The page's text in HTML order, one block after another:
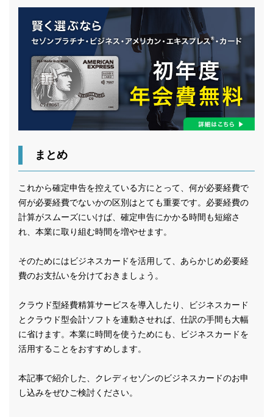
まとめ
これから確定申告を控えている方にとって、何が必要経費で
何が必要経費でないかの区別はとても重要です。必要経費の
計算がスムーズにいけば、確定申告にかかる時間も短縮さ
れ、本業に取り組む時間を増やせます。
そのためにはビジネスカードを活用して、あらかじめ必要経
費のお支払いを分けておきましょう。
クラウド型経費精算サービスを導入したり、ビジネスカード
とクラウド型会計ソフトを連動させれば、仕訳の手間も大幅
に省けます。本業に時間を使うためにも、ビジネスカードを
活用することをおすすめします。
本記事で紹介した、クレディセゾンのビジネスカードのお申
し込みをぜひご検討ください。